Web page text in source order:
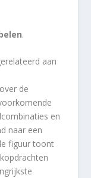
.
aan
de
en
naar een
figuur toont